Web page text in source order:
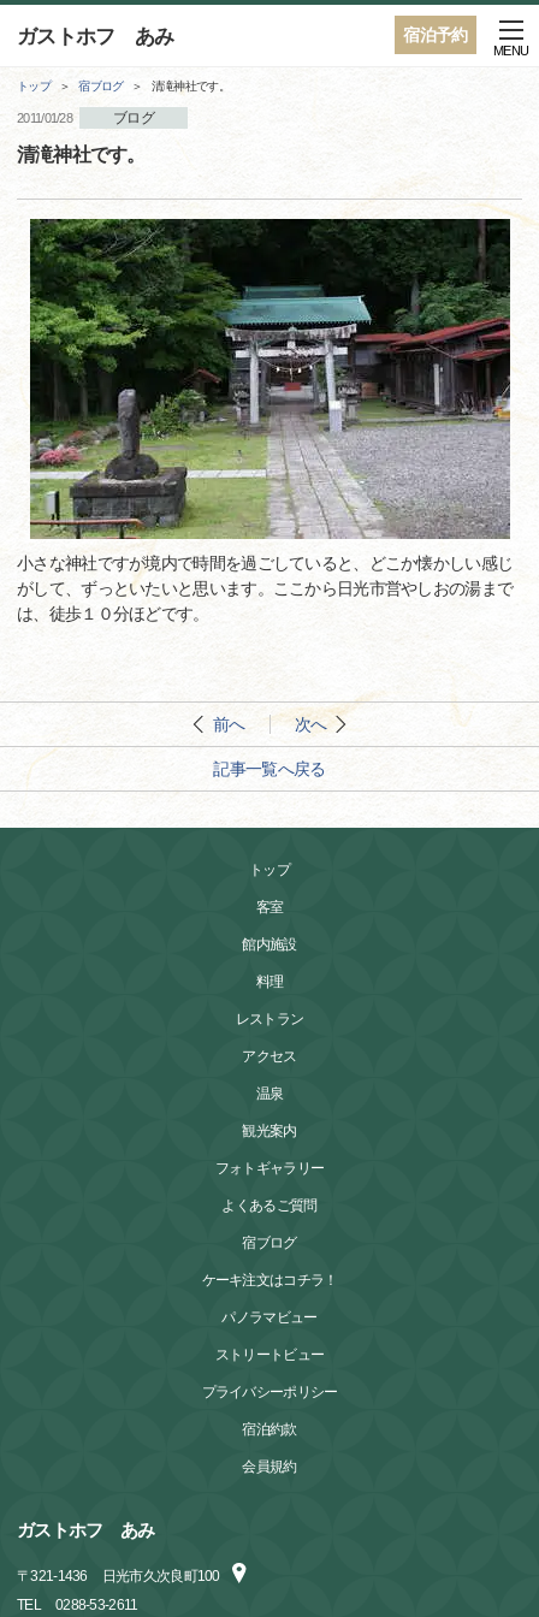
宿泊予約
ガストホフ あみ
MENU
トップ 宿ブログ 清滝神社です。
2011/01/28 ブログ
清滝神社です。
小さな神社ですが境内で時間を過ごしていると、どこか懐かしい感じ
がして、ずっといたいと思います。ここから日光市営やしおの湯まで
は、徒歩１０分ほどです。
前へ 次へ
記事一覧へ戻る
トップ
客室
館内施設
料理
レストラン
アクセス
温泉
観光案内
フォトギャラリー
よくあるご質問
宿ブログ
ケーキ注文はコチラ！
パノラマビュー
ストリートビュー
プライバシーポリシー
宿泊約款
会員規約
ガストホフ あみ
〒321-1436
日光市久次良町100
TEL
0288-53-2611